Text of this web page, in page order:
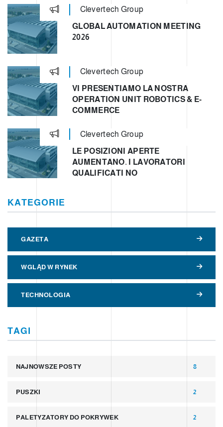
Clevertech Group
GLOBAL AUTOMATION MEETING
2026
Clevertech Group
VI PRESENTIAMO LA NOSTRA
OPERATION UNIT ROBOTICS & E-
COMMERCE
Clevertech Group
LE POSIZIONI APERTE
AUMENTANO. I LAVORATORI
QUALIFICATI NO
KATEGORIE
GAZETA
WGLĄD W RYNEK
TECHNOLOGIA
TAGI
NAJNOWSZE POSTY 8
PUSZKI 2
PALETYZATORY DO POKRYWEK 2